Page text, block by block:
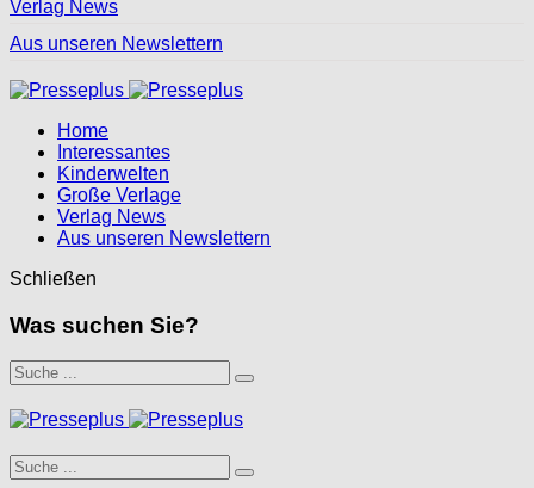
Verlag News
Aus unseren Newslettern
Home
Interessantes
Kinderwelten
Große Verlage
Verlag News
Aus unseren Newslettern
Schließen
Was suchen Sie?